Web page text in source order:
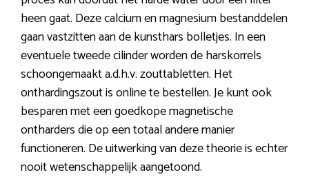
heen gaat. Deze calcium en magnesium bestanddelen
gaan vastzitten aan de kunsthars bolletjes. In een
eventuele tweede cilinder worden de harskorrels
schoongemaakt a.d.h.v. zouttabletten. Het
onthardingszout is online te bestellen. Je kunt ook
besparen met een goedkope magnetische
ontharders die op een totaal andere manier
functioneren. De uitwerking van deze theorie is echter
nooit wetenschappelijk aangetoond.